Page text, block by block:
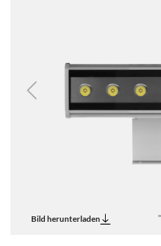
Previous
Bild herunterladen